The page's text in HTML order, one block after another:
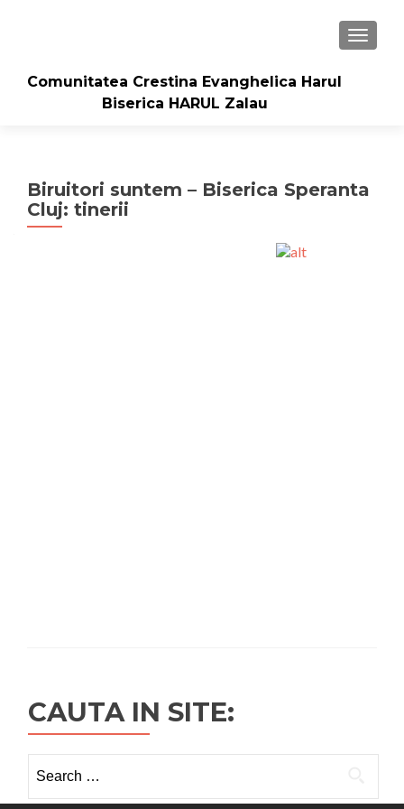
Comunitatea Crestina Evanghelica Harul
Biserica HARUL Zalau
Biruitori suntem – Biserica Speranta
Cluj: tinerii
CAUTA IN SITE:
for: